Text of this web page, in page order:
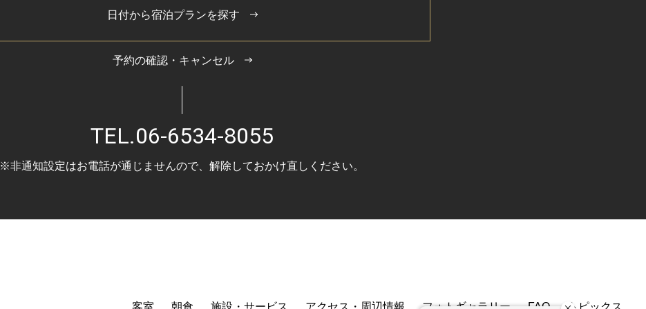
日付から宿泊プランを探す
予約の確認・キャンセル
TEL.06-6534-8055
※非通知設定はお電話が通じませんので、 解除しておかけ直しください。
客室 朝食 施設・サービス アクセス・周辺情報 フォトギャラリー FAQ トピックス